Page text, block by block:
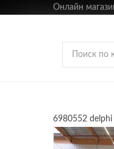
Онлайн
6980552 delphi